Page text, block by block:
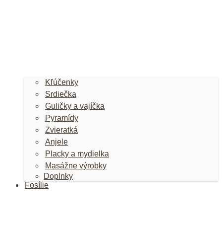
Kľúčenky
Srdiečka
Guličky a vajíčka
Pyramídy
Zvieratká
Anjele
Placky a mydielka
Masážne výrobky
Doplnky
Fosílie